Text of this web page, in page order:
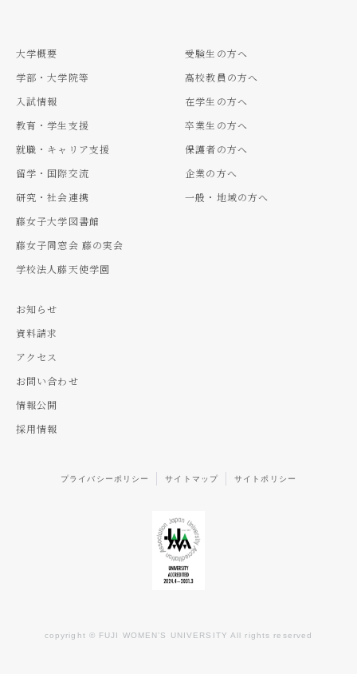
大学概要
学部・大学院等
入試情報
教育・学生支援
就職・キャリア支援
留学・国際交流
研究・社会連携
藤女子大学図書館
藤女子同窓会 藤の実会
学校法人藤天使学園
受験生の方へ
高校教員の方へ
在学生の方へ
卒業生の方へ
保護者の方へ
企業の方へ
一般・地域の方へ
お知らせ
資料請求
アクセス
お問い合わせ
情報公開
採用情報
プライバシーポリシー サイトマップ サイトポリシー
copyright © FUJI WOMEN’S UNIVERSITY All rights reserved